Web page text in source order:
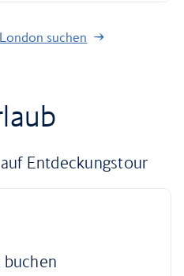
suchen
Entdeckungstour